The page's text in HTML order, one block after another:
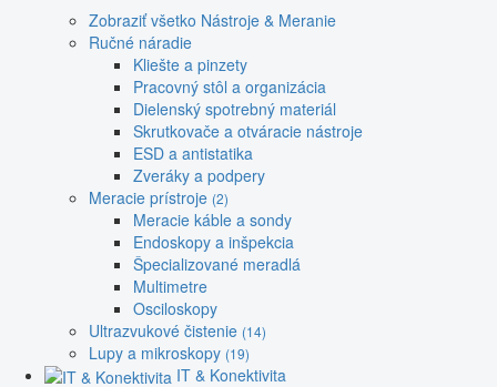
Zobraziť všetko Nástroje & Meranie
Ručné náradie
Kliešte a pinzety
Pracovný stôl a organizácia
Dielenský spotrebný materiál
Skrutkovače a otváracie nástroje
ESD a antistatika
Zveráky a podpery
Meracie prístroje (2)
Meracie káble a sondy
Endoskopy a inšpekcia
Špecializované meradlá
Multimetre
Osciloskopy
Ultrazvukové čistenie (14)
Lupy a mikroskopy (19)
IT & Konektivita